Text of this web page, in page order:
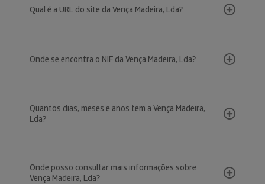
Qual é a URL do site da Vença Madeira, Lda?
Onde se encontra o NIF da Vença Madeira, Lda?
Quantos dias, meses e anos tem a Vença Madeira,
Lda?
Onde posso consultar mais informações sobre
Vença Madeira, Lda?